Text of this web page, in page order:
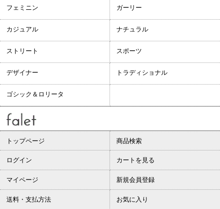
フェミニン ガーリー
カジュアル ナチュラル
ストリート スポーツ
デザイナー トラディショナル
ゴシック＆ロリータ
トップページ 商品検索
ログイン カートを見る
マイページ 新規会員登録
送料・支払方法 お気に入り